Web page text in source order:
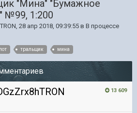
"Мина" "Бумажное
№99, 1:200
, 28 апр 2018, 09:39:55 в В процессе
тральщик мина
13 609